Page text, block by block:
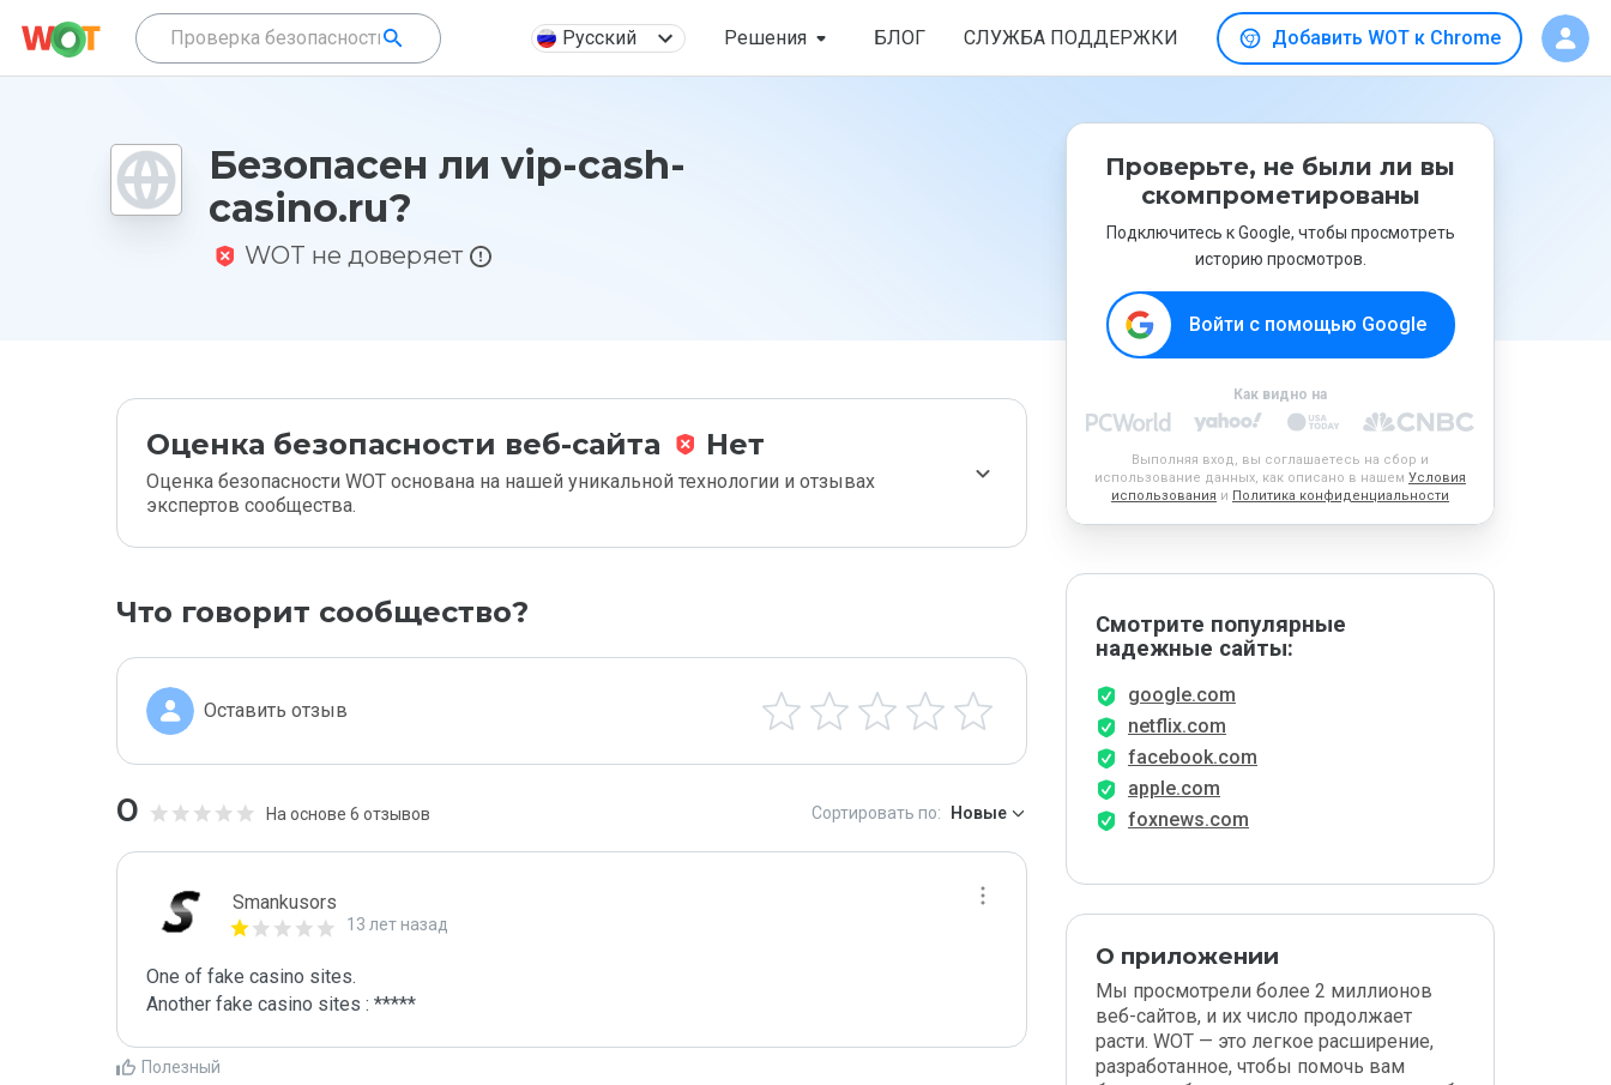
Русский Решения БЛОГ СЛУЖБА ПОДДЕРЖКИ Добавить WOT к Chrome
Безопасен ли vip-cash-
casino.ru?
WOT не доверяет
Оценка безопасности веб-сайта Нет
Оценка безопасности WOT основана на нашей уникальной технологии и отзывах
экспертов сообщества.
Что говорит сообщество?
Оставить отзыв
0 На основе 6 отзывов Сортировать по: Новые
Smankusors
13 лет назад
One of fake casino sites.
Another fake casino sites : *****
Полезный
Проверьте, не были ли вы
скомпрометированы
Подключитесь к Google, чтобы просмотреть
историю просмотров.
Войти с помощью Google
Как видно на
Выполняя вход, вы соглашаетесь на сбор и
использование данных, как описано в нашем Условия
использования и Политика конфиденциальности
Смотрите популярные
надежные сайты:
google.com
netflix.com
facebook.com
apple.com
foxnews.com
О приложении
Мы просмотрели более 2 миллионов
веб-сайтов, и их число продолжает
расти. WOT — это легкое расширение,
разработанное, чтобы помочь вам